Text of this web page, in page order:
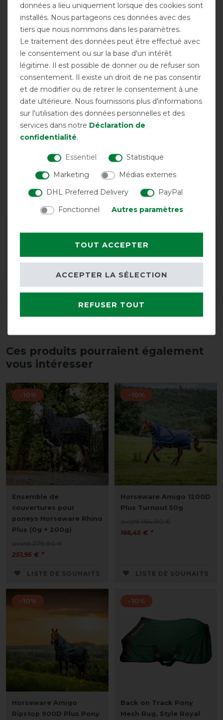
Respirant
Trois sursangles
croisées
Fermeture
frontale en V
Double découpe
pour les jambes
Garantie du fabricant
Conseils de lavage et d'entretien
Ces produits pourraient également
vous intéresser
-10%
Ensemble de
couvertures pour
poneys Horseware Rhino
Plus (0g + 200g)
avant 279,90 €
251,95 € *
LISTE DE SOUHAITS
-10%
Horseware Amigo 1200D
Plus Turnout 50g
avant 184,90 €
166,45 € *
LISTE DE SOUHAITS
-10%
Horseware Amigo
Ripstop 900D Plus Pony
-10%
Back on Track Pony
Mesh Rug, Style Royal
données a lieu uniquement lorsque des cookies sont
installés. Nous partageons ces données avec des
tiers que nous nommons dans les paramètres.
Le traitement des données peut être effectué avec
le consentement ou sur la base d'un intérêt
légitime. Il est possible de donner ou de refuser son
consentement. Il existe un droit de ne pas consentir
et de modifier ou de retirer le consentement à une
date ultérieure. Nous fournissons plus d'informations
sur l'utilisation des données personnelles et des
services dans notre Déclaration de
confidentialité.
Essentiel
Statistique
Marketing
Médias externes
DHL Preferred Delivery
PayPal
Fonctionnel
Autres paramètres
TOUT ACCEPTER
REFUSER TOUT
ACCEPTER LA SÉLECTION